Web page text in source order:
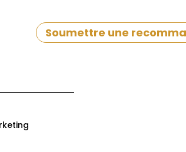
Soumettre une